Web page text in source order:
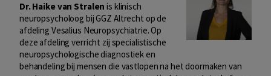
Dr. Haike van Stralen is klinisch
neuropsycholoog bij GGZ Altrecht op de
afdeling Vesalius Neuropsychiatrie. Op
deze afdeling verricht zij specialistische
neuropsychologische diagnostiek en
behandeling bij mensen die vastlopen na het doormaken van